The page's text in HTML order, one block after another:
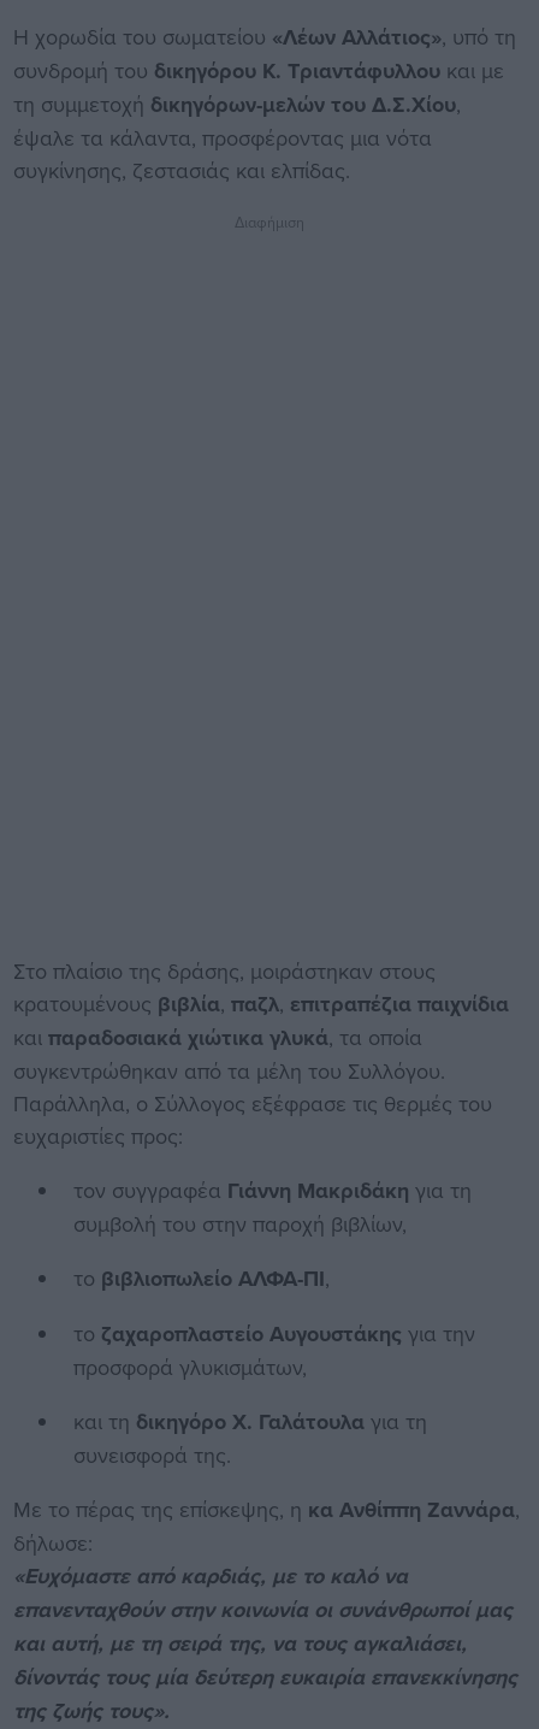
Η χορωδία του σωματείου «Λέων Αλλάτιος», υπό τη
συνδρομή του δικηγόρου Κ. Τριαντάφυλλουκαι με
τη συμμετοχή δικηγόρων-μελών του Δ.Σ.Χίου,
έψαλε τα κάλαντα, προσφέροντας μια νότα
συγκίνησης, ζεστασιάς και ελπίδας.
Διαφήμιση
Στο πλαίσιο της δράσης, μοιράστηκαν στους
κρατουμένους βιβλία, παζλ, επιτραπέζια παιχνίδια
και παραδοσιακά χιώτικα γλυκά, τα οποία
συγκεντρώθηκαν από τα μέλη του Συλλόγου.
Παράλληλα, ο Σύλλογος εξέφρασε τις θερμές του
ευχαριστίες προς:
τον συγγραφέα Γιάννη Μακριδάκη για τη
συμβολή του στην παροχή βιβλίων,
το βιβλιοπωλείο ΑΛΦΑ-ΠΙ,
το ζαχαροπλαστείο Αυγουστάκης για την
προσφορά γλυκισμάτων,
και τη δικηγόρο Χ. Γαλάτουλα για τη
συνεισφορά της.
Με το πέρας της επίσκεψης, η κα Ανθίππη Ζαννάρα,
δήλωσε:
«Ευχόμαστε από καρδιάς, με το καλό να
επανενταχθούν στην κοινωνία οι συνάνθρωποί μας
και αυτή, με τη σειρά της, να τους αγκαλιάσει,
δίνοντάς τους μία δεύτερη ευκαιρία επανεκκίνησης
της ζωής τους».